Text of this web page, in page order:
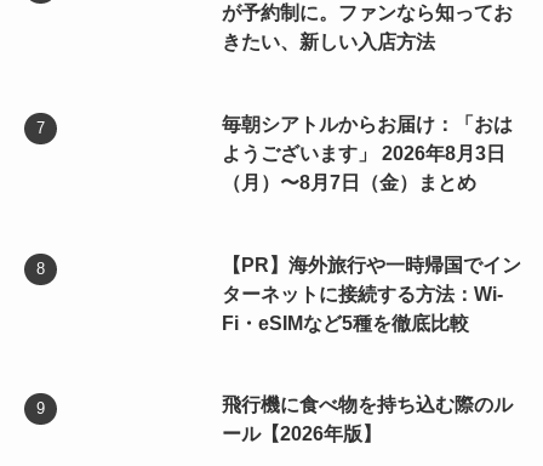
が予約制に。ファンなら知ってお
きたい、新しい入店方法
毎朝シアトルからお届け：「おは
ようございます」 2026年8月3日
（月）〜8月7日（金）まとめ
【PR】海外旅行や一時帰国でイン
ターネットに接続する方法：Wi-
Fi・eSIMなど5種を徹底比較
飛行機に食べ物を持ち込む際のル
ール【2026年版】